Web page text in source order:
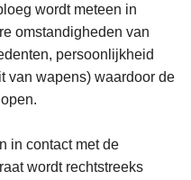
wordt meteen in
omstandigheden van
persoonlijkheid
van wapens) waardoor de
in contact met de
wordt rechtstreeks